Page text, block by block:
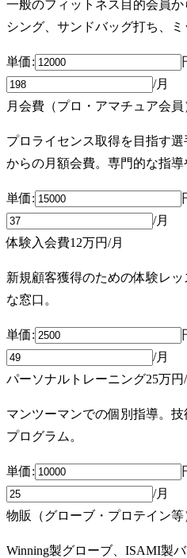
一般のフィットネス目的会員
シング、サンドバッグ打ち、ミ
単価:
/月
月会費（プロ・アマチュア会員
プロライセンス取得を目指す
からの月額会費。専門的な指導
単価:
/月
体験入会費12万円/月
新規顧客獲得のための体験レ
な窓口。
単価:
/月
パーソナルトレーニング25万円
マンツーマンでの個別指導。
プログラム。
単価:
/月
物販（グローブ・プロテイン等
Winning製グローブ、ISAMI製